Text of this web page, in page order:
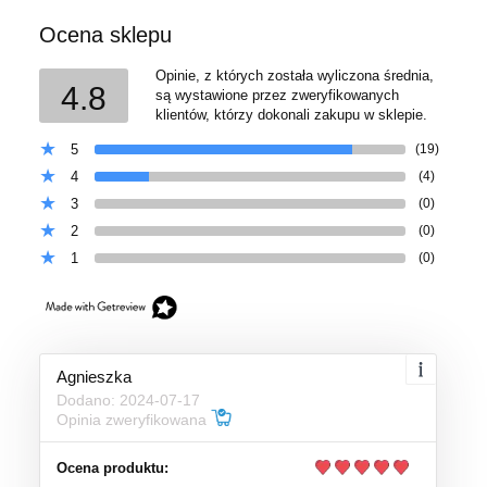
Ocena sklepu
4.8
Opinie, z których została wyliczona średnia,
są wystawione przez zweryfikowanych
klientów, którzy dokonali zakupu w sklepie.
5 (19)
4 (4)
3 (0)
2 (0)
1 (0)
Agnieszka
Dodano: 2024-07-17
Opinia zweryfikowana
Ocena produktu: